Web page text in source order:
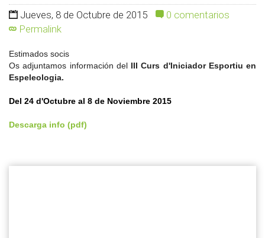
Jueves, 8 de Octubre de 2015
0 comentarios
Permalink
Estimados socis
Os adjuntamos información del III Curs d'Iniciador Esportiu en
Espeleologia.
Del 24 d'Octubre al 8 de Noviembre 2015
Descarga info (pdf)